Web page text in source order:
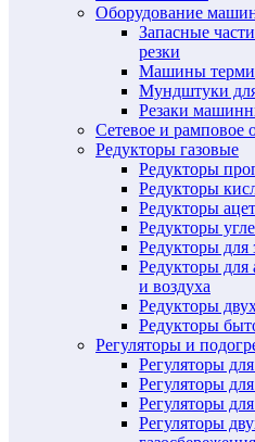
Оборудование
Запасные
резки
Машины
Мундштуки
Резаки
Сетевое и рамповое
Редукторы газовые
Редукторы
Редукторы
Редукторы
Редукторы
Редукторы для
Редукторы для
и воздуха
Редукторы
Редукторы
Регуляторы и
Регуляторы
Регуляторы
Регуляторы
Регуляторы